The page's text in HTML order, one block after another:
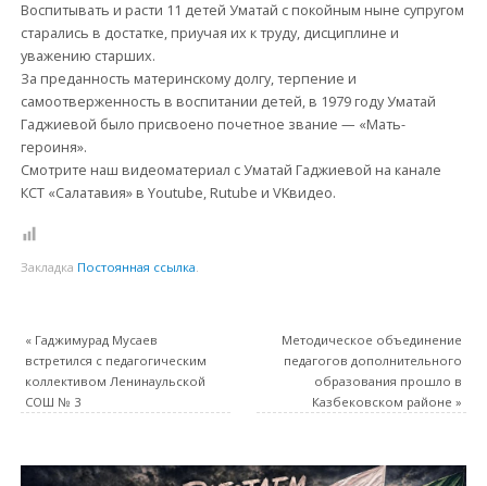
Воспитывать и расти 11 детей Уматай с покойным ныне супругом
старались в достатке, приучая их к труду, дисциплине и
уважению старших.
За преданность материнскому долгу, терпение и
самоотверженность в воспитании детей, в 1979 году Уматай
Гаджиевой было присвоено почетное звание — «Мать-
героиня».
Смотрите наш видеоматериал с Уматай Гаджиевой на канале
КСТ «Салатавия» в Youtube, Rutube и VKвидео.
Закладка Постоянная ссылка
«Гаджимурад Мусаев
встретился с педагогическим
коллективом Ленинаульской
СОШ № 3
Методическое объединение
педагогов дополнительного
образования прошло в
Казбековском районе»